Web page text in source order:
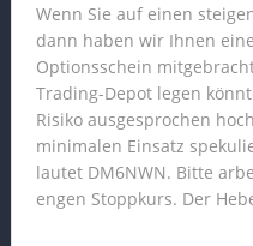
Wenn Sie auf einen
dann haben wir Ihnen
Optionsschein
Trading-Depot legen
Risiko ausgesprochen
minimalen Einsatz
lautet DM6NWN. Bitte
engen Stoppkurs. Der